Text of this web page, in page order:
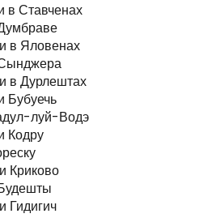
в Ставченах
в Яловенах
в Дурлештах
Бубуечь
луй-Водэ
Кодру
Криково
Гидигич